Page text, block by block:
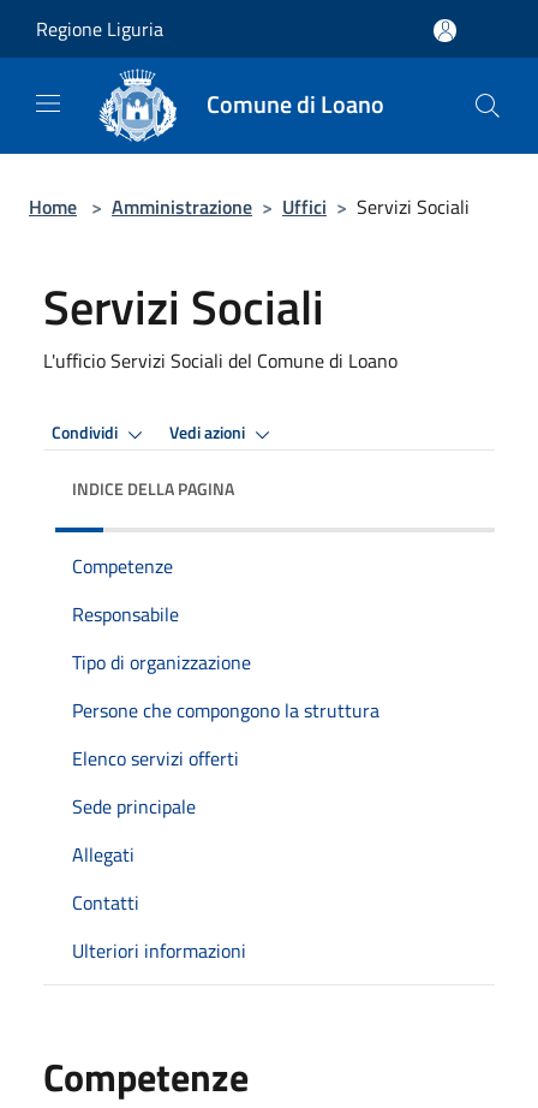
Regione Liguria
Comune di Loano
Home > Amministrazione > Uffici > Servizi Sociali
Servizi Sociali
L'ufficio Servizi Sociali del Comune di Loano
Condividi Vedi azioni
INDICE DELLA PAGINA
Competenze
Responsabile
Tipo di organizzazione
Persone che compongono la struttura
Elenco servizi offerti
Sede principale
Allegati
Contatti
Ulteriori informazioni
Competenze